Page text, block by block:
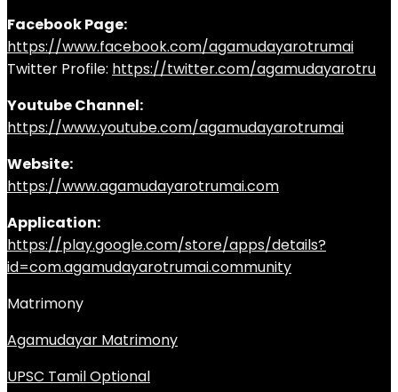
Facebook Page:
https://www.facebook.com/agamudayarotrumai
Twitter Profile: https://twitter.com/agamudayarotru
Youtube Channel:
https://www.youtube.com/agamudayarotrumai
Website:
https://www.agamudayarotrumai.com
Application:
https://play.google.com/store/apps/details?
id=com.agamudayarotrumai.community
Matrimony
Agamudayar Matrimony
UPSC Tamil Optional